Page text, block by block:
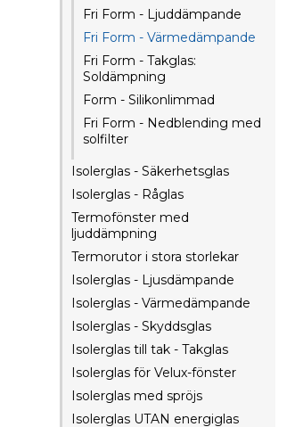
Fri Form - Ljuddämpande
Fri Form - Värmedämpande
Fri Form - Takglas:
Soldämpning
Form - Silikonlimmad
Fri Form - Nedblending med
solfilter
Isolerglas - Säkerhetsglas
Isolerglas - Råglas
Termofönster med
ljuddämpning
Termorutor i stora storlekar
Isolerglas - Ljusdämpande
Isolerglas - Värmedämpande
Isolerglas - Skyddsglas
Isolerglas till tak - Takglas
Isolerglas för Velux-fönster
Isolerglas med spröjs
Isolerglas UTAN energiglas